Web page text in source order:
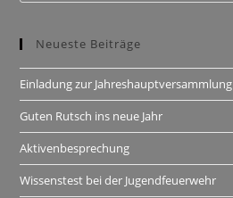
Neueste Beiträge
Einladung zur Jahreshauptversammlung
Guten Rutsch ins neue Jahr
Aktivenbesprechung
Wissenstest bei der Jugendfeuerwehr